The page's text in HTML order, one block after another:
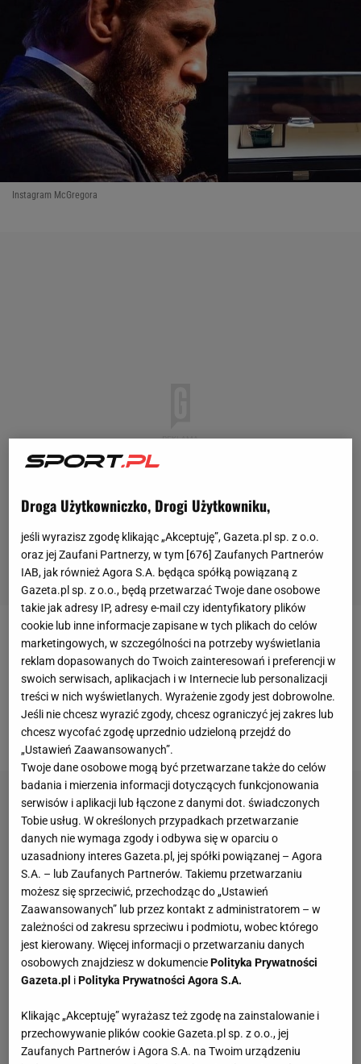
Instagram McGregora
Conor McGregorpochwalił się w mediach
społecznościowych filmem, na którym pokazuje
luksusowyzegarek. 31-letnia gwiazda UFCjest
jedną z zaledwie 25 osób na świecie, które znajdują
się w jego posiadaniu.
Droga Użytkowniczko, Drogi Użytkowniku,
jeśli wyrazisz zgodę klikając „Akceptuję”, Gazeta.pl sp. z o.o.
oraz jej Zaufani Partnerzy, w tym [676] Zaufanych Partnerów
IAB, jak również Agora S.A. będąca spółką powiązaną z
Gazeta.pl sp. z o.o., będą przetwarzać Twoje dane osobowe
takie jak adresy IP, adresy e-mail czy identyfikatory plików
cookie lub inne informacje zapisane w tych plikach do celów
marketingowych, w szczególności na potrzeby wyświetlania
reklam dopasowanych do Twoich zainteresowań i preferencji w
swoich serwisach, aplikacjach i w Internecie lub personalizacji
treści w nich wyświetlanych. Wyrażenie zgody jest dobrowolne.
Jeśli nie chcesz wyrazić zgody, chcesz ograniczyć jej zakres lub
chcesz wycofać zgodę uprzednio udzieloną przejdź do
„Ustawień Zaawansowanych”.
Twoje dane osobowe mogą być przetwarzane także do celów
badania i mierzenia informacji dotyczących funkcjonowania
serwisów i aplikacji lub łączone z danymi dot. świadczonych
Tobie usług. W określonych przypadkach przetwarzanie
danych nie wymaga zgody i odbywa się w oparciu o
uzasadniony interes Gazeta.pl, jej spółki powiązanej – Agora
S.A. – lub Zaufanych Partnerów. Takiemu przetwarzaniu
możesz się sprzeciwić, przechodząc do „Ustawień
Zaawansowanych” lub przez kontakt z administratorem – w
zależności od zakresu sprzeciwu i podmiotu, wobec którego
jest kierowany. Więcej informacji o przetwarzaniu danych
osobowych znajdziesz w dokumenciePolityka Prywatności
Gazeta.pl iPolityka Prywatności Agora S.A.
Klikając „Akceptuję” wyrażasz też zgodę na zainstalowanie i
przechowywanie plików cookie Gazeta.pl sp. z o.o., jej
Zaufanych Partnerów i Agora S.A. na Twoim urządzeniu